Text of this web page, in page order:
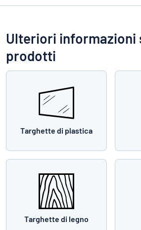
Ulteriori informazioni
prodotti
Targhette di plastica
Targhette di legno